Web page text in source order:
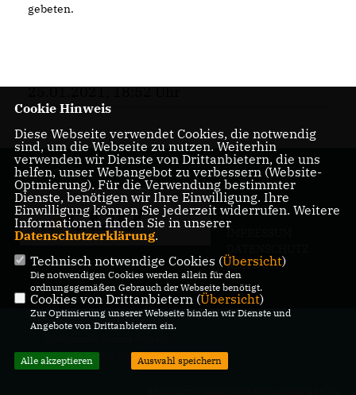
gebeten.
25.01.2021, 18:52 Uhr
KONTAKT
@2026 CDU Stadtverband Linz,
Alle Rechte vorbehalten.
Cookie Hinweis
Diese Webseite verwendet Cookies, die notwendig
sind, um die Webseite zu nutzen. Weiterhin
verwenden wir Dienste von Drittanbietern, die uns
helfen, unser Webangebot zu verbessern (Website-
Optmierung). Für die Verwendung bestimmter
Dienste, benötigen wir Ihre Einwilligung. Ihre
Einwilligung können Sie jederzeit widerrufen. Weitere
Informationen finden Sie in unserer
Datenschutzerklärung.
Technisch notwendige Cookies (Übersicht)
Die notwendigen Cookies werden allein für den
ordnungsgemäßen Gebrauch der Webseite benötigt.
Cookies von Drittanbietern (Übersicht)
Zur Optimierung unserer Webseite binden wir Dienste und
Angebote von Drittanbietern ein.
Alle akzeptieren Auswahl speichern